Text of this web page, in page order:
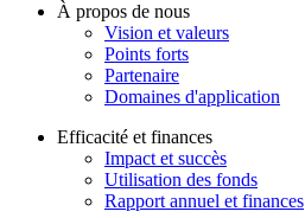
À propos de nous
Vision et valeurs
Points forts
Partenaire
Domaines d'application
Efficacité et finances
Impact et succès
Utilisation des fonds
Rapport annuel et finances